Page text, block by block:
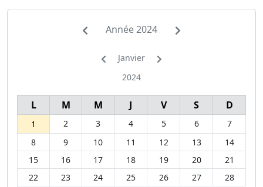
Année 2024
Janvier
2024
L M M J V S D
1 2 3 4 5 6
7
8
9 10 11 12 13
14
15
16 17 18 19 20
21
22
23 24 25 26 27
28